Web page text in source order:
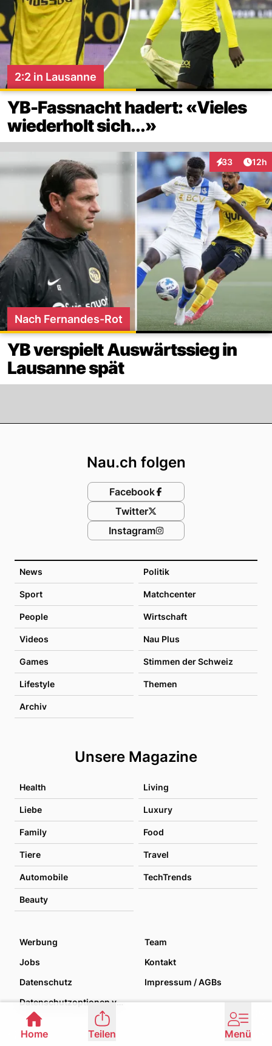
2:2 in Lausanne
YB-Fassnacht hadert: «Vieles
wiederholt sich...»
33
Interaktionen
12h
Nach Fernandes-Rot
YB verspielt Auswärtssieg in
Lausanne spät
News Politik
Sport Matchcenter
People Wirtschaft
Videos Nau Plus
Games Stimmen der Schweiz
Lifestyle Themen
Archiv
Unsere Magazine
Health Living
Liebe Luxury
Family Food
Tiere Travel
Automobile TechTrends
Beauty
Nau.ch folgen
Facebook
Twitter
Instagram
Werbung
Team
Jobs
Kontakt
Datenschutz
Impressum / AGBs
Datenschutzoptionen verwalten
Home Teilen Menü